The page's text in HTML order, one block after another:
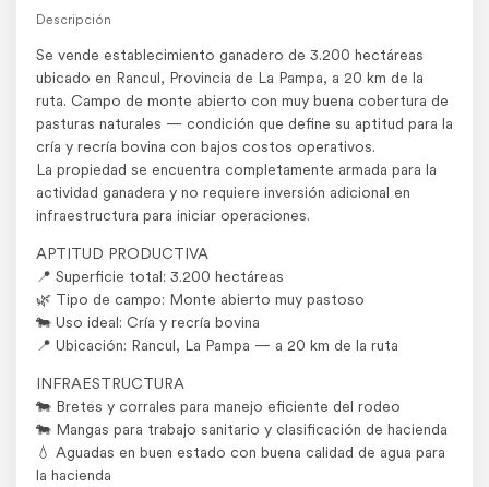
Descripción
Se vende establecimiento ganadero de 3.200 hectáreas
ubicado en Rancul, Provincia de La Pampa, a 20 km de la
ruta. Campo de monte abierto con muy buena cobertura de
pasturas naturales — condición que define su aptitud para la
cría y recría bovina con bajos costos operativos.
La propiedad se encuentra completamente armada para la
actividad ganadera y no requiere inversión adicional en
infraestructura para iniciar operaciones.
APTITUD PRODUCTIVA
📍 Superficie total: 3.200 hectáreas
🌿 Tipo de campo: Monte abierto muy pastoso
🐄 Uso ideal: Cría y recría bovina
📍 Ubicación: Rancul, La Pampa — a 20 km de la ruta
INFRAESTRUCTURA
🐄 Bretes y corrales para manejo eficiente del rodeo
🐄 Mangas para trabajo sanitario y clasificación de hacienda
💧 Aguadas en buen estado con buena calidad de agua para
la hacienda